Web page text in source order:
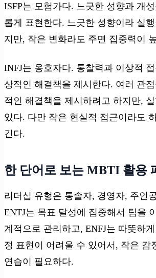
ISFP는 모험가다. 느긋한 성향과 개
롭게 표현한다. 느긋한 성향이라 실
지만, 작은 변화라도 주면 집중력이
INFJ는 옹호자다. 통찰력과 이상적
상적인 해결책을 제시한다. 여러 관
적인 해결책을 제시하려고 하지만,
있다. 다만 작은 현실적 접근이라도
긴다.
한 단어로 보는 MBTI 활용
리더십 유형은 통솔자, 경영자, 주인
ENTJ는 목표 달성에 집중해서 팀을
계적으로 관리하고, ENFJ는 따뜻하
정 표현이 어려울 수 있어서, 작은 감
연습이 필요하다.